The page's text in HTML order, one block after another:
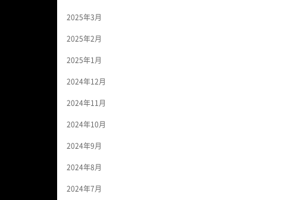
2025年3月
2025年2月
2025年1月
2024年12月
2024年11月
2024年10月
2024年9月
2024年8月
2024年7月